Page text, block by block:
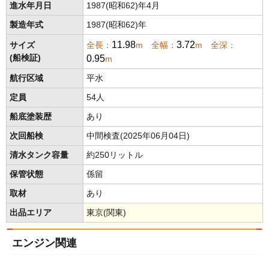
進水年月日 1987(昭和62)年4月
製造年式 1987(昭和62)年
サイズ
(船検証)
全長： 11.98m 全幅： 3.72m 全深：
0.95m
航行区域 平水
定員 54人
船底塗装歴 あり
次回船検 中間検査(2025年06月04日)
清水タンク容量 約250リットル
保管状態 係留
取材 あり
出品エリア 東京(関東)
エンジン関連